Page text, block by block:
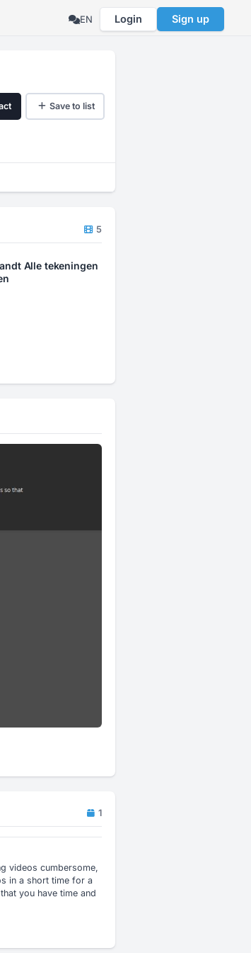
EN Login Sign up
Save to list
5
Alle tekeningen
1
videos cumbersome,
in a short time for a
you have time and